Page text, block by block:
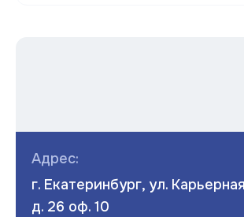
Адрес:
г. Екатеринбург, ул.
д. 26 оф. 10